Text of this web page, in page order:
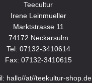
Teecultur
Irene Leinmueller
Marktstrasse 11
74172 Neckarsulm
Tel: 07132-3410614
Fax: 07132-3410615
hallo//at//teekultur-shop.de